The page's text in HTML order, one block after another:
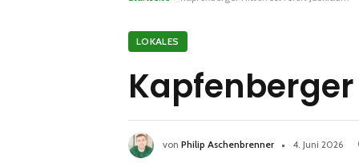
LOKALES
von Philip Aschenbrenner 4. Juni 2026